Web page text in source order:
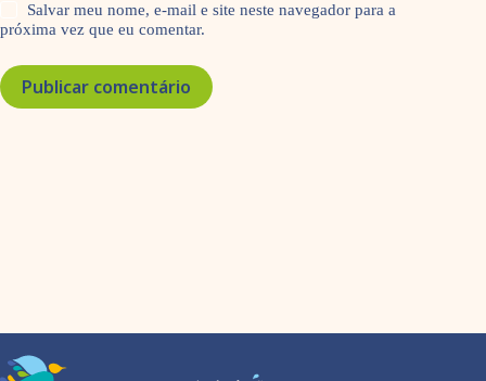
Salvar meu nome, e-mail e site neste navegador para a
próxima vez que eu comentar.
Publicar comentário